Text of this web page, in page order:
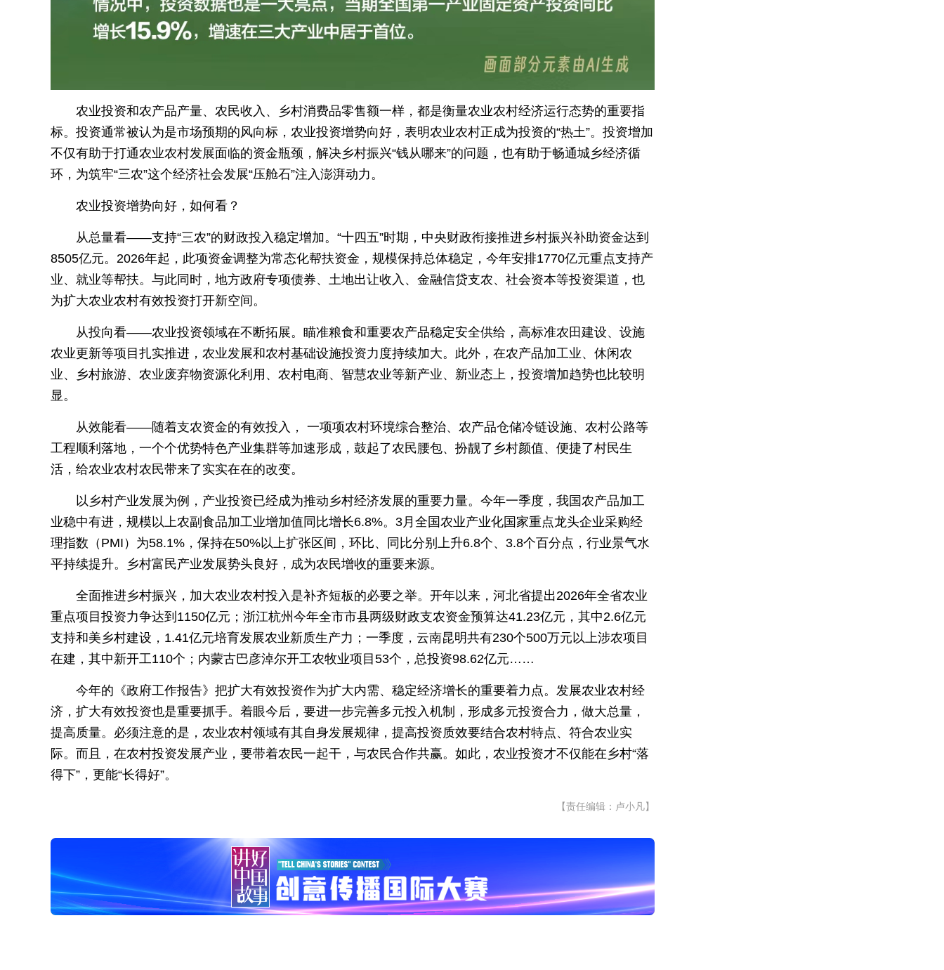
农业投资和农产品产量、农民收入、乡村消费品零售额一样，都是衡量农业农村经济运行态势的重要指
标。投资通常被认为是市场预期的风向标，农业投资增势向好，表明农业农村正成为投资的“热土”。投资增加
不仅有助于打通农业农村发展面临的资金瓶颈，解决乡村振兴“钱从哪来”的问题，也有助于畅通城乡经济循
环，为筑牢“三农”这个经济社会发展“压舱石”注入澎湃动力。
农业投资增势向好，如何看？
从总量看——支持“三农”的财政投入稳定增加。“十四五”时期，中央财政衔接推进乡村振兴补助资金达到
8505亿元。2026年起，此项资金调整为常态化帮扶资金，规模保持总体稳定，今年安排1770亿元重点支持产
业、就业等帮扶。与此同时，地方政府专项债券、土地出让收入、金融信贷支农、社会资本等投资渠道，也
为扩大农业农村有效投资打开新空间。
从投向看——农业投资领域在不断拓展。瞄准粮食和重要农产品稳定安全供给，高标准农田建设、设施
农业更新等项目扎实推进，农业发展和农村基础设施投资力度持续加大。此外，在农产品加工业、休闲农
业、乡村旅游、农业废弃物资源化利用、农村电商、智慧农业等新产业、新业态上，投资增加趋势也比较明
显。
从效能看——随着支农资金的有效投入， 一项项农村环境综合整治、农产品仓储冷链设施、农村公路等
工程顺利落地，一个个优势特色产业集群等加速形成，鼓起了农民腰包、扮靓了乡村颜值、便捷了村民生
活，给农业农村农民带来了实实在在的改变。
以乡村产业发展为例，产业投资已经成为推动乡村经济发展的重要力量。今年一季度，我国农产品加工
业稳中有进，规模以上农副食品加工业增加值同比增长6.8%。3月全国农业产业化国家重点龙头企业采购经
理指数（PMI）为58.1%，保持在50%以上扩张区间，环比、同比分别上升6.8个、3.8个百分点，行业景气水
平持续提升。乡村富民产业发展势头良好，成为农民增收的重要来源。
全面推进乡村振兴，加大农业农村投入是补齐短板的必要之举。开年以来，河北省提出2026年全省农业
重点项目投资力争达到1150亿元；浙江杭州今年全市市县两级财政支农资金预算达41.23亿元，其中2.6亿元
支持和美乡村建设，1.41亿元培育发展农业新质生产力；一季度，云南昆明共有230个500万元以上涉农项目
在建，其中新开工110个；内蒙古巴彦淖尔开工农牧业项目53个，总投资98.62亿元……
今年的《政府工作报告》把扩大有效投资作为扩大内需、稳定经济增长的重要着力点。发展农业农村经
济，扩大有效投资也是重要抓手。着眼今后，要进一步完善多元投入机制，形成多元投资合力，做大总量，
提高质量。必须注意的是，农业农村领域有其自身发展规律，提高投资质效要结合农村特点、符合农业实
际。而且，在农村投资发展产业，要带着农民一起干，与农民合作共赢。如此，农业投资才不仅能在乡村“落
得下”，更能“长得好”。
【责任编辑：卢小凡】